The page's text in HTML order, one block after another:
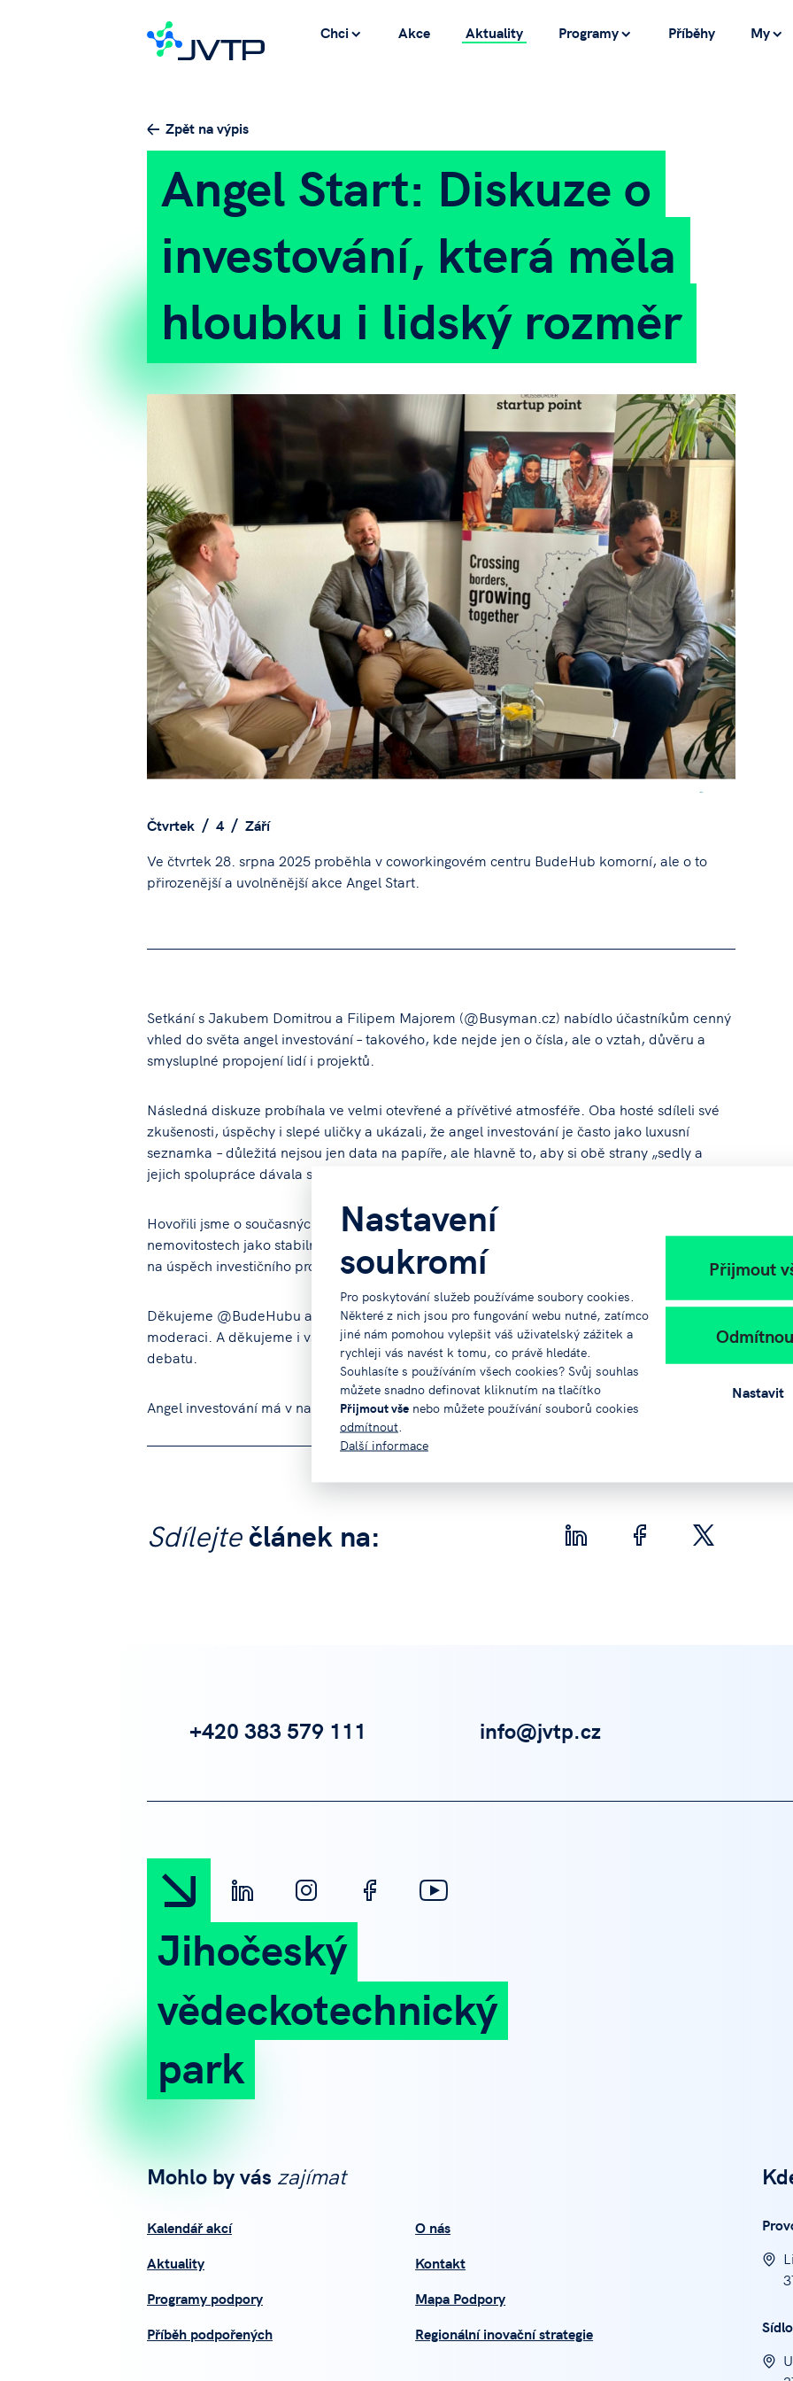
Nastavení
soukromí
Pro poskytování služeb používáme soubory cookies.
Některé z nich jsou pro fungování webu nutné, zatímco
jiné nám pomohou vylepšit váš uživatelský zážitek a
rychleji vás navést k tomu, co právě hledáte.
Souhlasíte s používáním všech cookies? Svůj souhlas
můžete snadno definovat kliknutím na tlačítko
Přijmout vše nebo můžete používání souborů cookies
odmítnout
Další informace
Přijmout
Nastavit
Chci Akce Aktuality Programy Příběhy My
Zpět na výpis
Angel Start: Diskuze o
investování, která měla
hloubku i lidský rozměr
Čtvrtek 4
Září
Ve čtvrtek 28. srpna 2025 proběhla v coworkingovém centru BudeHub komorní, ale o to
přirozenější a uvolněnější akce Angel Start.
Setkání s Jakubem Domitrou a Filipem Majorem (@Busyman.cz) nabídlo účastníkům cenný
vhled do světa angel investování – takového, kde nejde jen o čísla, ale o vztah, důvěru a
smysluplné propojení lidí i projektů.
Následná diskuze probíhala ve velmi otevřené a přívětivé atmosféře. Oba hosté sdíleli své
zkušenosti, úspěchy i slepé uličky a ukázali, že angel investování je často jako luxusní
seznamka – důležitá nejsou jen data na papíře, ale hlavně to, aby si obě strany „sedly a
jejich spolupráce dávala smysl.
Hovořili jsme o současných trendech – o tom, proč investoři dnes více sahají po
nemovitostech jako stabilní jistotě, jak se regiony odlišují od Prahy, i o tom, jak zvýšit šanci
na úspěch investičního propojení.
Děkujeme @BudeHubu a Honzovi Adámkovi za poskytnutí útulných prostor a skvělou
moderaci. A děkujeme i všem účastníkům za upřímné otázky, sdílené příběhy a inspirativní
debatu.
Angel investování má v našem regionu své místo – jen je třeba mu dát prostor.
Sdílejtečlánek na:
+420 383 579 111 info@jvtp.cz
Jihočeský
vědeckotechnický
park
Mohlo by vás zajímat
Kalendář akcí
Aktuality
Programy podpory
Příběh podpořených
O nás
Kontakt
Mapa Podpory
Regionální inovační strategie
Sídlo